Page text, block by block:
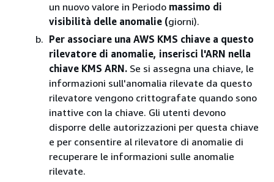
un nuovo valore in Periodo massimo di
visibilità delle anomalie (giorni).
Per associare una AWS KMS chiave a questo
rilevatore di anomalie, inserisci l'ARN nella
chiave KMS ARN. Se si assegna una chiave, le
informazioni sull'anomalia rilevate da questo
rilevatore vengono crittografate quando sono
inattive con la chiave. Gli utenti devono
disporre delle autorizzazioni per questa chiave
e per consentire al rilevatore di anomalie di
recuperare le informazioni sulle anomalie
rilevate.